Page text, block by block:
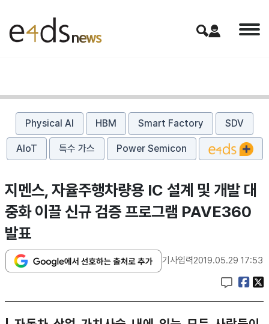
Physical AI HBM Smart Factory SDV
AIoT 특수 가스 Power Semicon
​지멘스, 자율주행차량용 IC 설계 및 개발 대
중화 이끌 신규 검증 프로그램 PAVE360
발표
기사입력2019.05.29 17:53